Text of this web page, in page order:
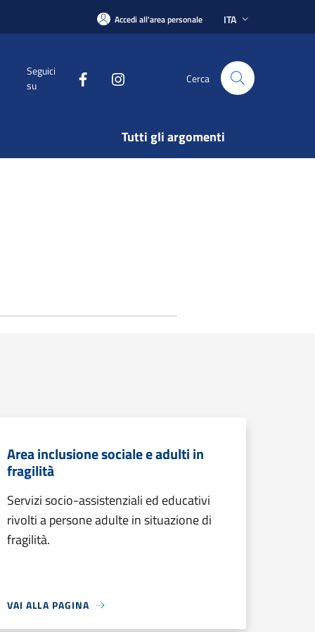
Accedi all'area personale ITA
Seguici
su
Cerca
Tutti gli argomenti
Area inclusione sociale e adulti in
fragilità
Servizi socio-assistenziali ed educativi
rivolti a persone adulte in situazione di
fragilità.
VAI ALLA PAGINA